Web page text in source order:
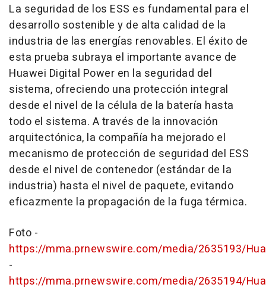
La seguridad de los ESS es fundamental para el
desarrollo sostenible y de alta calidad de la
industria de las energías renovables. El éxito de
esta prueba subraya el importante avance de
Huawei Digital Power en la seguridad del
sistema, ofreciendo una protección integral
desde el nivel de la célula de la batería hasta
todo el sistema. A través de la innovación
arquitectónica, la compañía ha mejorado el
mecanismo de protección de seguridad del ESS
desde el nivel de contenedor (estándar de la
industria) hasta el nivel de paquete, evitando
eficazmente la propagación de la fuga térmica.
Foto -
https://mma.prnewswire.com/media/2635193/
-
https://mma.prnewswire.com/media/2635194/